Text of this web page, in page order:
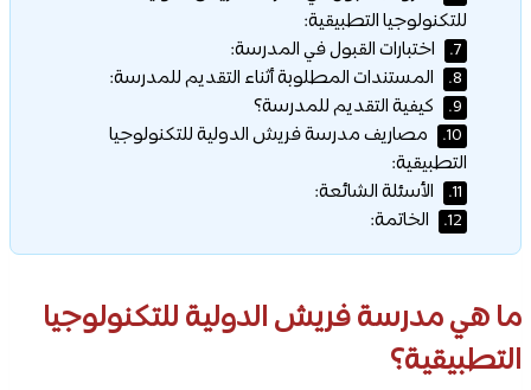
للتكنولوجيا التطبيقية:
7. اختبارات القبول في المدرسة:
8. المستندات المطلوبة أثناء التقديم للمدرسة:
9. كيفية التقديم للمدرسة؟
10.
مصاريف مدرسة فريش الدولية للتكنولوجيا
التطبيقية:
11. الأسئلة الشائعة:
12. الخاتمة:
ما هي مدرسة فريش الدولية للتكنولوجيا
التطبيقية؟